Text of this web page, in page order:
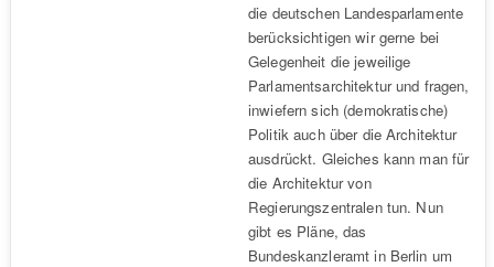
die deutschen Landesparlamente
berücksichtigen wir gerne bei
Gelegenheit die jeweilige
Parlamentsarchitektur und fragen,
inwiefern sich (demokratische)
Politik auch über die Architektur
ausdrückt. Gleiches kann man für
die Architektur von
Regierungszentralen tun. Nun
gibt es Pläne, das
Bundeskanzleramt in Berlin um